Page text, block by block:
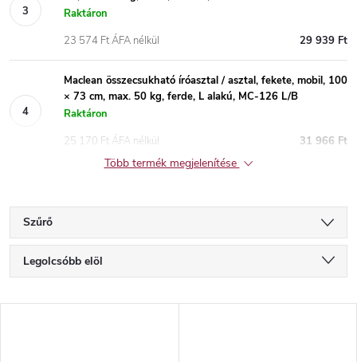
Raktáron
29 939 Ft
23 574 Ft ÁFA nélkül
Maclean összecsukható íróasztal / asztal, fekete, mobil, 100
× 73 cm, max. 50 kg, ferde, L alakú, MC-126 L/B
Raktáron
31 966 Ft
25 170 Ft ÁFA nélkül
Több termék megjelenítése
Szűrő
T
e
Legolcsóbb elöl